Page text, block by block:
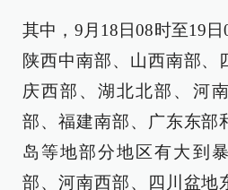
其中，9月18日08时至19日
陕西中南部、山西南部、
庆西部、湖北北部、河
部、福建南部、广东东部
岛等地部分地区有大到
部、河南西部、四川盆地